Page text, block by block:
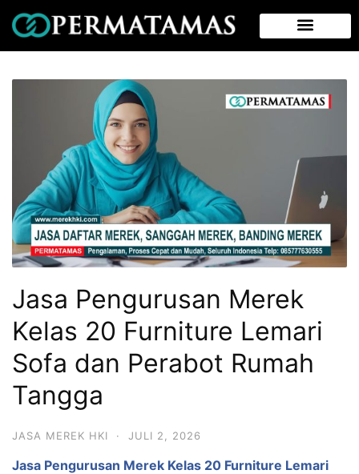
Jasa Pengurusan Merek
Kelas 20 Furniture Lemari
Sofa dan Perabot Rumah
Tangga
JASA MEREK HKI · JULI 2, 2026
Jasa Pengurusan Merek Kelas 20 Furniture Lemari